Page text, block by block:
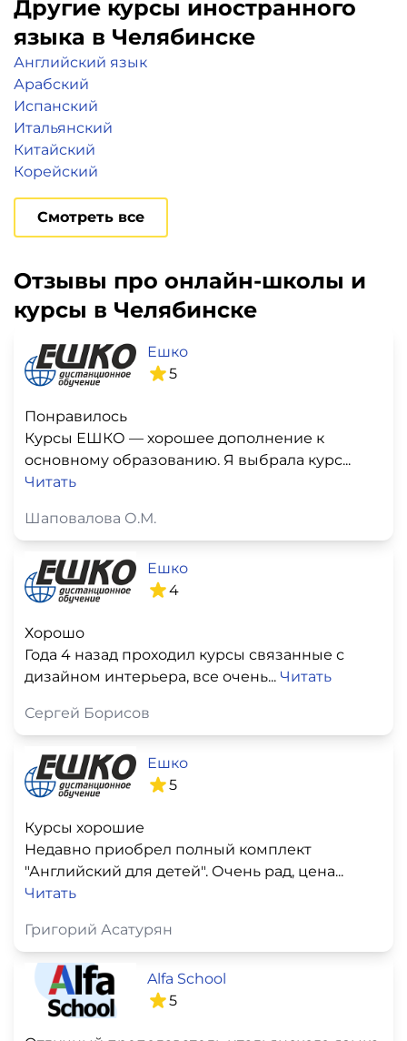
Другие курсы иностранного
языка в Челябинске
Английский язык
Арабский
Испанский
Итальянский
Китайский
Корейский
Смотреть все
Отзывы про онлайн-школы и
курсы в Челябинске
Ешко
5
Понравилось
Курсы ЕШКО — хорошее дополнение к
основному образованию. Я выбрала курс...
Читать
Шаповалова О.М.
Ешко
4
Хорошо
Года 4 назад проходил курсы связанные с
дизайном интерьера, все очень... Читать
Сергей Борисов
Ешко
5
Курсы хорошие
Недавно приобрел полный комплект
"Английский для детей". Очень рад, цена...
Читать
Григорий Асатурян
Alfa School
5